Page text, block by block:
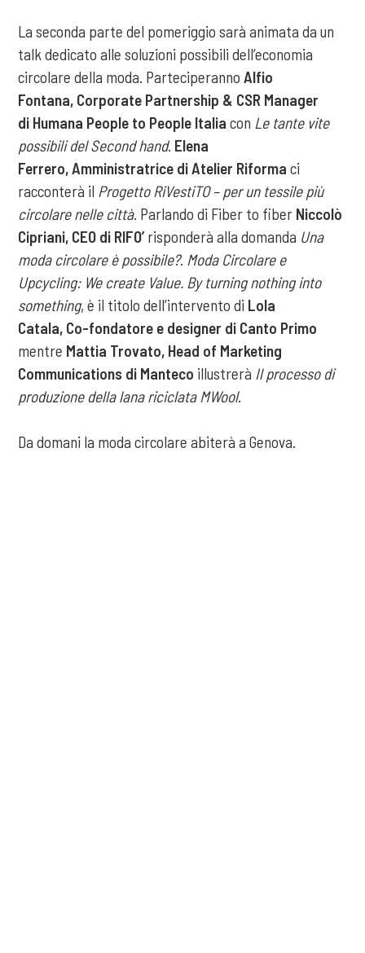
La seconda parte del pomeriggio sarà animata da un
talk dedicato alle soluzioni possibili dell’economia
circolare della moda. ParteciperannoAlfio
Fontana, Corporate Partnership & CSR Manager
di Humana People to People Italia con Le tante vite
possibili del Second hand. Elena
Ferrero, Amministratrice di Atelier Riforma ci
racconterà il Progetto RiVestiTO – per un tessile più
circolare nelle città. Parlando di Fiber to fiber Niccolò
Cipriani, CEO di RIFO’risponderà alla domanda Una
moda circolare è possibile?. Moda Circolare e
Upcycling: We create Value. By turning nothing into
something, è il titolo dell’intervento di Lola
Catala, Co-fondatore e designer di Canto Primo
mentre Mattia Trovato, Head of Marketing
Communications di Manteco illustrerà Il processo di
produzione della lana riciclata MWool.
Da domani la moda circolare abiterà a Genova.